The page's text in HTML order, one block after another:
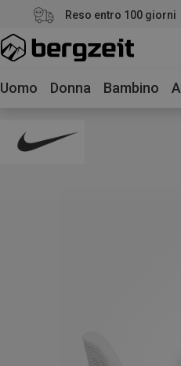
Reso entro 100 giorni
Uomo Donna Bambino